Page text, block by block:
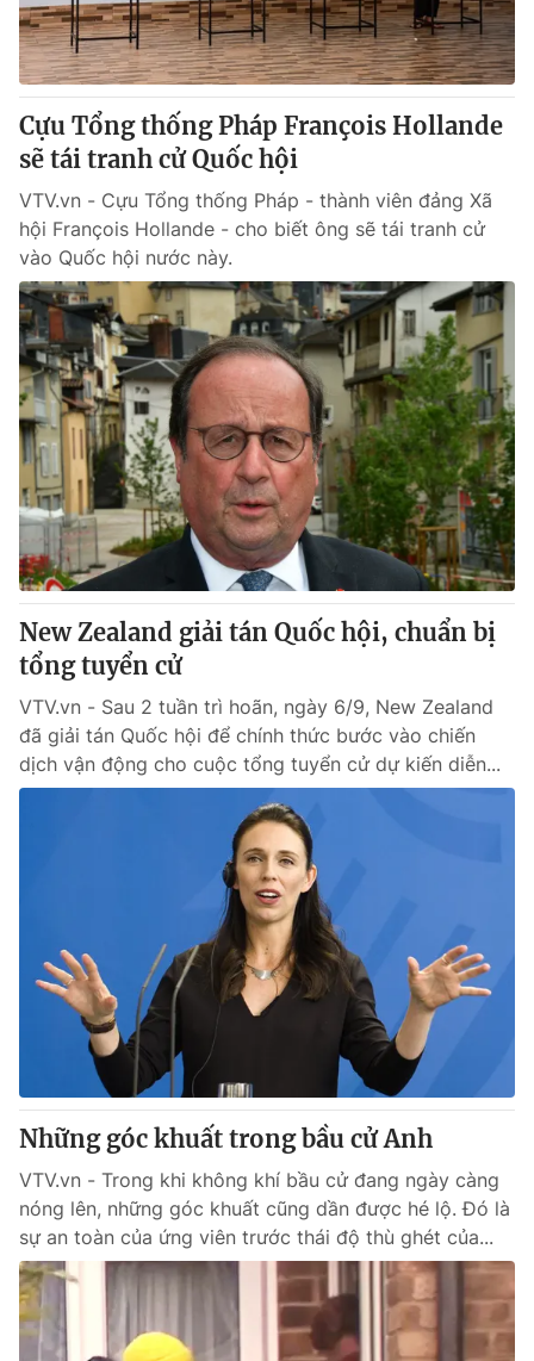
Sản phẩm
Thị trường
Tư vấn
Lịch phát sóng
Chuyên mục khác
Emagazine Podcast
Photo
Video Shorts video
VTV Money VTV Thể thao
VTV Sức khoẻ Bất động sản
Thị trường 24h Tấm lòng Việt
VTV4 Vươn mình bằng AI
VTV9
Liên hệ tòa soạn English
Theo dõi báo trên
Cơ quan chủ quản:
Đài Truyền hình Việt Nam
Cơ quan báo chí:
Thời báo VTV
Giấy phép hoạt động báo in và báo điện tử số 483/GP-BTTTT
cấp ngày 29/12/2023
Tổng Biên tập:Vũ Thanh Thủy
Phó Tổng Biên tập:Nguyễn Thị Mỹ Hạnh, Phạm Quốc Thắng,
Nguyễn Trọng Ninh
Tổng đài VTV:024.38 355 931 - 024.38 355 932
Ðiện thoại Thời báo VTV:024.66 897 897
Email:
Liên hệ quảng cáo:024-7300.7108
Cựu Tổng thống Pháp François Hollande
sẽ tái tranh cử Quốc hội
VTV.vn - Cựu Tổng thống Pháp - thành viên đảng Xã
hội François Hollande - cho biết ông sẽ tái tranh cử
vào Quốc hội nước này.
New Zealand giải tán Quốc hội, chuẩn bị
tổng tuyển cử
VTV.vn - Sau 2 tuần trì hoãn, ngày 6/9, New Zealand
đã giải tán Quốc hội để chính thức bước vào chiến
dịch vận động cho cuộc tổng tuyển cử dự kiến diễn...
Những góc khuất trong bầu cử Anh
VTV.vn - Trong khi không khí bầu cử đang ngày càng
nóng lên, những góc khuất cũng dần được hé lộ. Đó là
sự an toàn của ứng viên trước thái độ thù ghét của...